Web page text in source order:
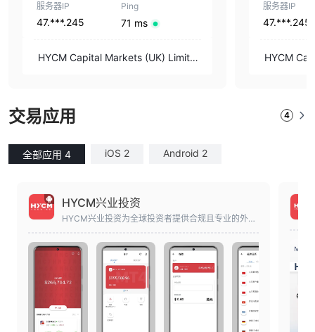
服务器IP
47.***.245
Ping
71 ms
HYCM Capital Markets (UK) Limite
服务器IP
47.***.245
HYCM
交易应用 4
全部应用 4 iOS 2 Android 2
HYCM兴业投资
HYCM兴业投资为全球投资者提供合规且专业的外
服务，客户可下载MT4/MT5平台进行交易，体验便
捷的出入金服务。